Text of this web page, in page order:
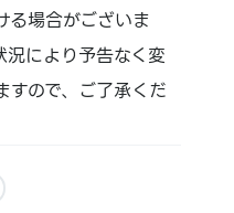
る場合がございま
況により予告なく変
すので、ご了承くだ